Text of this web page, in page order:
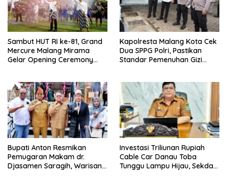
Sambut HUT RI ke-81, Grand
Mercure Malang Mirama
Gelar Opening Ceremony
Kapolresta Malang Kota Cek
Dua SPPG Polri, Pastikan
Standar Pemenuhan Gizi
Bupati Anton Resmikan
Pemugaran Makam dr.
Djasamen Saragih, Warisan
Investasi Triliunan Rupiah
Cable Car Danau Toba
Tunggu Lampu Hijau, Sekda